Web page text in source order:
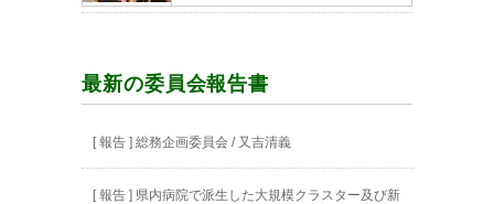
最新の委員会報告書
[ 報告 ] 総務企画委員会 / 又吉清義
[ 報告 ] 県内病院で派生した大規模クラスター及び新